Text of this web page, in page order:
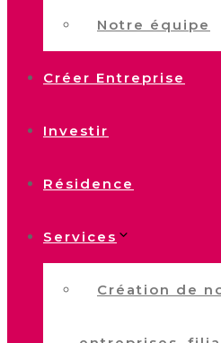
Notre équipe
Créer Entreprise
Investir
Résidence
Services
Création de